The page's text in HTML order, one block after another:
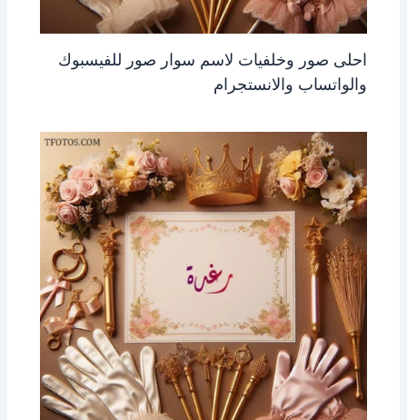
احلى صور وخلفيات لاسم سوار صور للفيسبوك
والواتساب والانستجرام